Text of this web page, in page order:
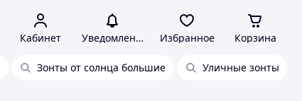
Кабинет Уведомления Избранное Корзина
Зонты от солнца большие Уличные зонты